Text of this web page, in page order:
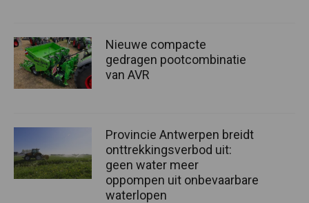
Nieuwe compacte
gedragen pootcombinatie
van AVR
Provincie Antwerpen breidt
onttrekkingsverbod uit:
geen water meer
oppompen uit onbevaarbare
waterlopen